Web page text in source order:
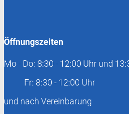
Öffnungszeiten
Mo - Do: 8:30 - 12:00 Uhr und
Fr: 8:30 - 12:00 Uhr
und nach Vereinbarung